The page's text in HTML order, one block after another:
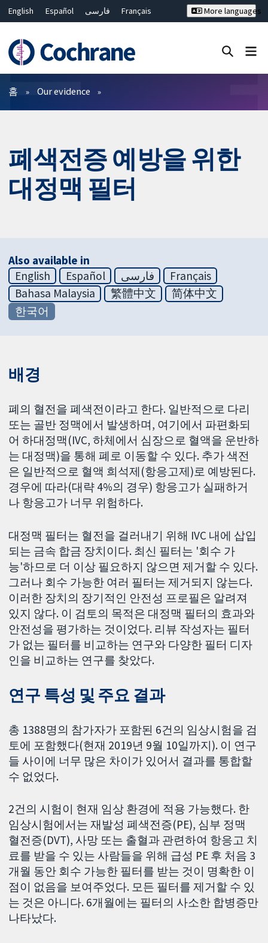
English Español فارسی
Français
Bahasa Malaysia
ไทย
繁體中文
简体中文
More languages
필터
홈 Our evidence
폐색전증 예방을 위한
대정맥 필터
Also available in
English
Español فارسی
Français
Bahasa Malaysia
繁體中文
简体中文
한국어
배경
폐의 혈전을 폐색전이라고 한다. 일반적으로 다리
또는 골반 정맥에서 발생하며, 여기에서 파편화되
어 하대정맥(IVC, 하체에서 심장으로 혈액을 운반하
는 대정맥)을 통해 폐로 이동할 수 있다. 추가 색전
은 일반적으로 혈액 희석제(항응고제)로 예방된다.
경우에 따라(대략 4%의 경우) 항응고가 실패하거
나 항응고가 너무 위험하다.
대정맥 필터는 혈전을 걸러내기 위해 IVC 내에 삽입
되는 금속 합금 장치이다. 최신 필터는 '회수 가
능'하므로 더 이상 필요하지 않으면 제거할 수 있다.
그러나 회수 가능한 여러 필터는 제거되지 않는다.
이러한 장치의 장기적인 안전성 프로필은 알려져
있지 않다. 이 검토의 목적은 대정맥 필터의 효과와
안전성을 평가하는 것이었다. 리뷰 작성자는 필터
가 없는 필터를 비교하는 연구와 다양한 필터 디자
인을 비교하는 연구를 찾았다.
연구 특성 및 주요 결과
총 1388명의 참가자가 포함된 6건의 임상시험을 검
토에 포함했다(현재 2019년 9월 10일까지). 이 연구
들 사이에 너무 많은 차이가 있어서 결과를 통합할
수 없었다.
2건의 시험이 현재 임상 환경에 적용 가능했다. 한
임상시험에서는 재발성 폐색전증(PE), 심부 정맥
혈전증(DVT), 사망 또는 출혈과 관련하여 항응고 치
료를 받을 수 있는 사람들을 위해 급성 PE 후 처음 3
개월 동안 회수 가능한 필터를 받는 것이 명확한 이
점이 없음을 보여주었다. 모든 필터를 제거할 수 있
는 것은 아니다. 6개월에는 필터의 사소한 합병증만
나타났다.